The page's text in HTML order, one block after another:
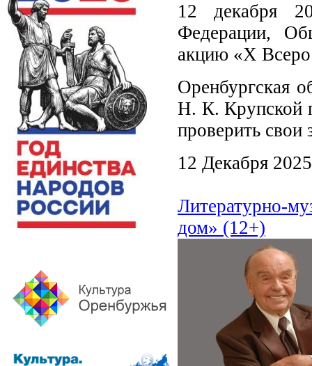
12 декабря
Федерации,
акцию «X
Оренбургская
Н. К. Крупской
проверить свои
12 Декабря 2025
Литературно-
дом» (12+)